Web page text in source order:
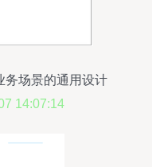
务场景的通用设计
14:07:14